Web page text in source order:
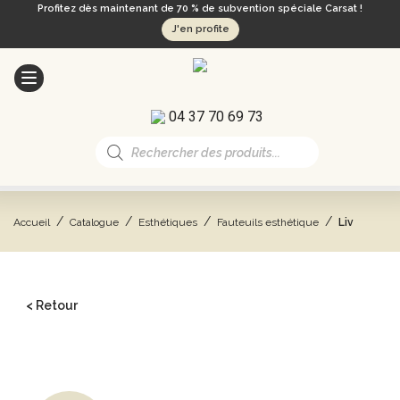
Profitez dès maintenant de 70 % de subvention spéciale Carsat !
J'en profite
04 37 70 69 73
Recherche
de
Accueil / Catalogue / Esthétiques / Fauteuils esthétique / Liv
< Retour